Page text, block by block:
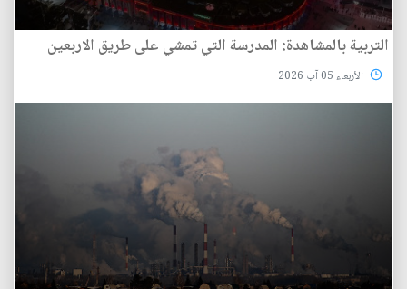
التربية بالمشاهدة: المدرسة التي تمشي على طريق الاربعين
الأربعاء 05 آب 2026